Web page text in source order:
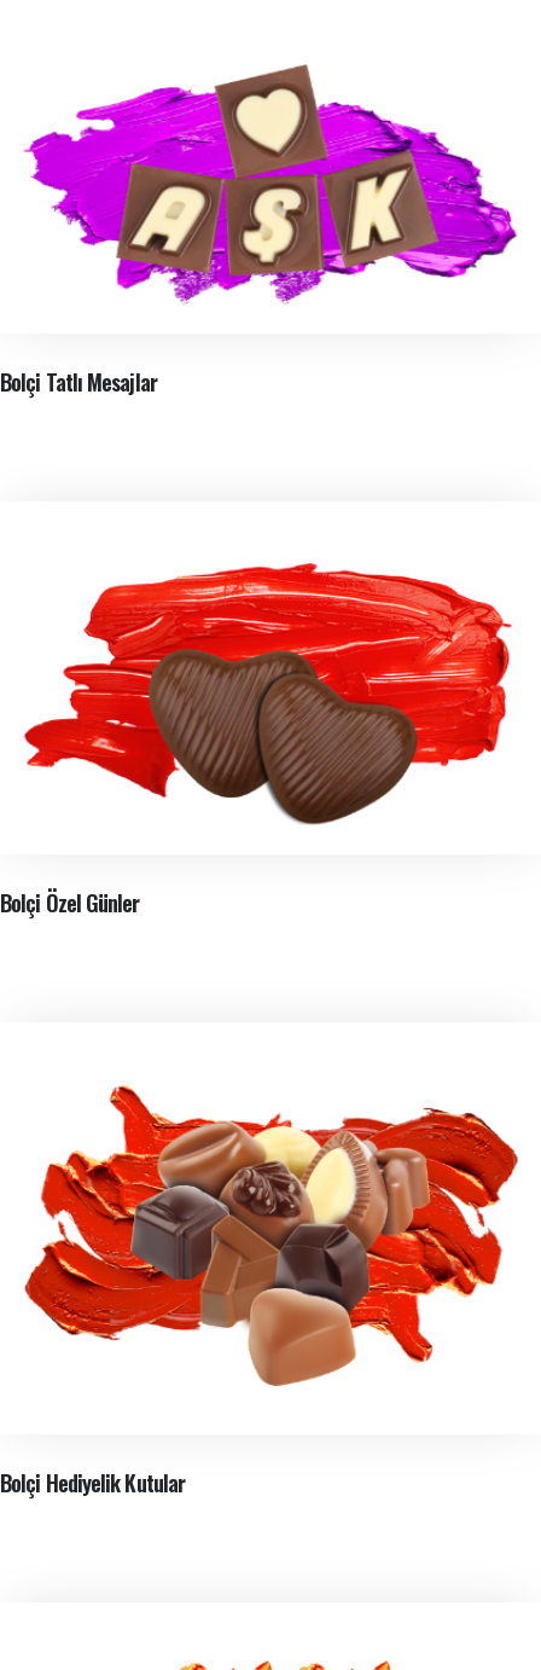
Bolçi Tatlı Mesajlar
Bolçi Özel Günler
Bolçi Hediyelik Kutular